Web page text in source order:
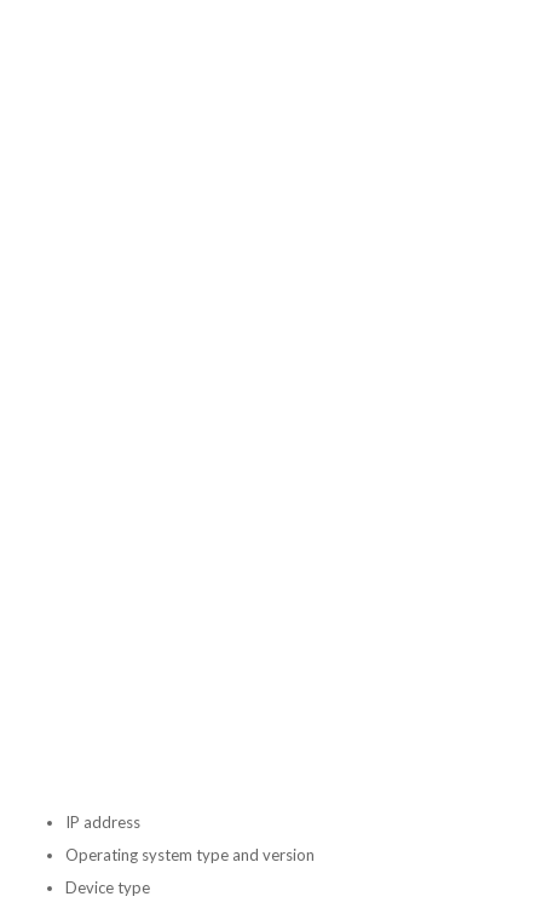
IP address
Operating system type and version
Device type